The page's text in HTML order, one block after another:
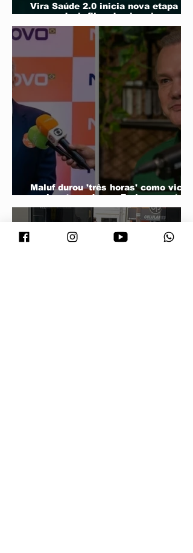
Vira Saúde 2.0 inicia nova etapa
para reduzir filas de cirurgias
eletivas
Maluf durou 'três horas' como vice;
acabou trocado por Farina em ata do
PL